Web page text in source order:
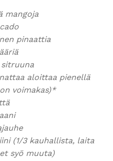
mangoja
pinaattia
aloittaa pienellä
voimakas)*
(1/3 kauhallista, laita
syö muuta)